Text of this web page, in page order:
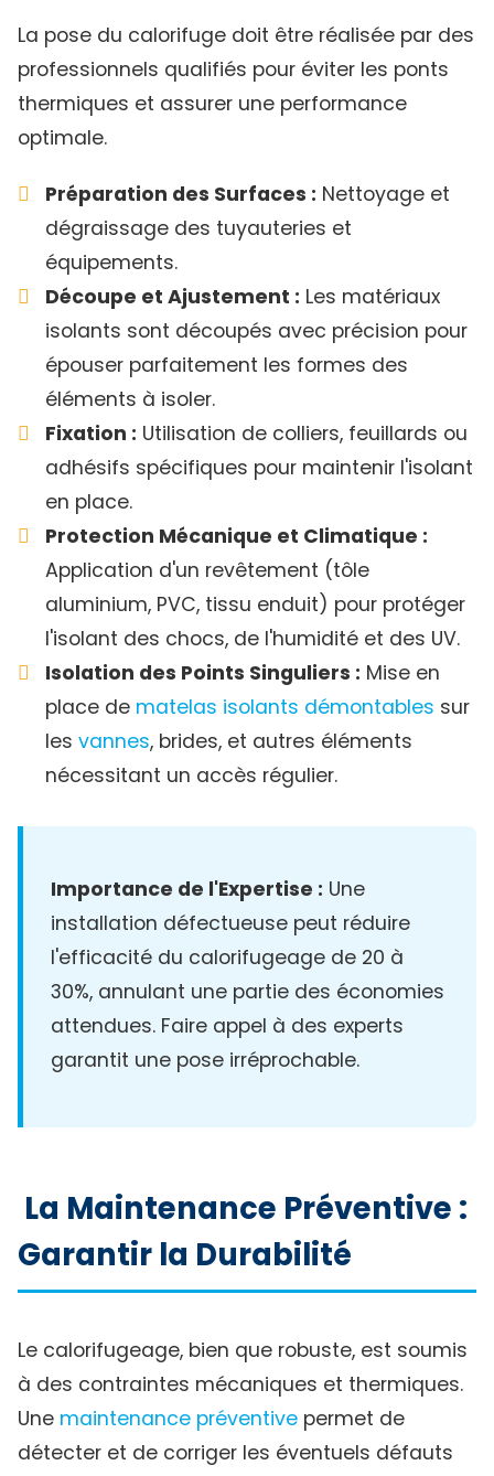
La pose du calorifuge doit être réalisée par des
professionnels qualifiés pour éviter les ponts
thermiques et assurer une performance
optimale.
Préparation des Surfaces : Nettoyage et
dégraissage des tuyauteries et
équipements.
Découpe et Ajustement : Les matériaux
isolants sont découpés avec précision pour
épouser parfaitement les formes des
éléments à isoler.
Fixation : Utilisation de colliers, feuillards ou
adhésifs spécifiques pour maintenir l'isolant
en place.
Protection Mécanique et Climatique :
Application d'un revêtement (tôle
aluminium, PVC, tissu enduit) pour protéger
l'isolant des chocs, de l'humidité et des UV.
Isolation des Points Singuliers : Mise en
place de matelas isolants démontables sur
les vannes, brides, et autres éléments
nécessitant un accès régulier.
Importance de l'Expertise : Une
installation défectueuse peut réduire
l'efficacité du calorifugeage de 20 à
30%, annulant une partie des économies
attendues. Faire appel à des experts
garantit une pose irréprochable.
La Maintenance Préventive :
Garantir la Durabilité
Le calorifugeage, bien que robuste, est soumis
à des contraintes mécaniques et thermiques.
Une maintenance préventive permet de
détecter et de corriger les éventuels défauts